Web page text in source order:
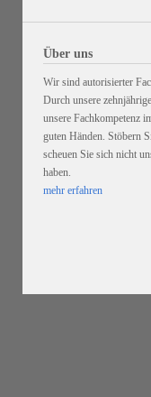
Über uns
Wir sind autorisierter
Durch unsere
unsere Fachkompetenz
guten Händen. Stöbern
scheuen Sie sich nicht
haben.
mehr erfahren